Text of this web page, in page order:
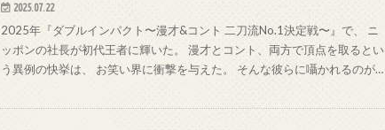
2025.07.22
2025年『ダブルインパクト〜漫才&コント 二刀流No.1決定戦〜』で、 ニ
ッポンの社長が初代王者に輝いた。 漫才とコント、両方で頂点を取るとい
う異例の快挙は、 お笑い界に衝撃を与えた。 そんな彼らに囁かれるのが…